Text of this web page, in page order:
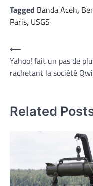
Tagged Banda Aceh,
Paris, USGS
Navigation
de
l’article
⟵
Yahoo! fait un pas de
rachetant la société
Related